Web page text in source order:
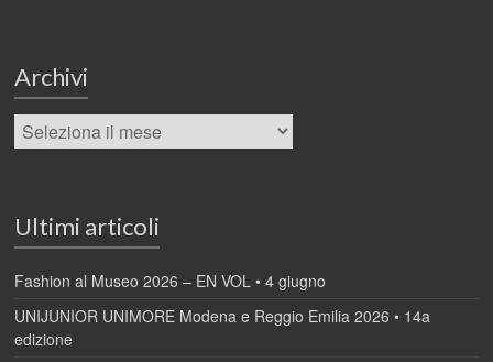
Archivi
Ultimi articoli
Fashion al Museo 2026 – EN VOL • 4 giugno
UNIJUNIOR UNIMORE Modena e Reggio Emilia 2026 • 14a
edizione